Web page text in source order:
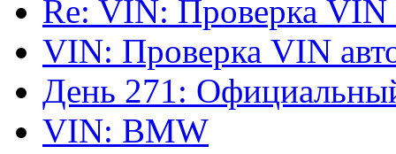
Re: VIN: Проверка VIN
VIN: Проверка VIN
День 271:
VIN: BMW